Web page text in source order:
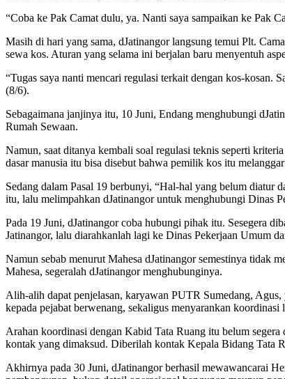
“Coba ke Pak Camat dulu, ya. Nanti saya sampaikan ke Pak
Masih di hari yang sama, dJatinangor langsung temui Plt.
sewa kos. Aturan yang selama ini berjalan baru menyentuh
“Tugas saya nanti mencari regulasi terkait dengan kos-kosan.
(8/6).
Sebagaimana janjinya itu, 10 Juni, Endang menghubungi
Rumah Sewaan.
Namun, saat ditanya kembali soal regulasi teknis seperti
dasar manusia itu bisa disebut bahwa pemilik kos itu
Sedang dalam Pasal 19 berbunyi, “Hal-hal yang belum diatur
itu, lalu melimpahkan dJatinangor untuk menghubungi Dinas
Pada 19 Juni, dJatinangor coba hubungi pihak itu. Sesegera
Jatinangor, lalu diarahkanlah lagi ke Dinas Pekerjaan Umum
Namun sebab menurut Mahesa dJatinangor semestinya tidak
Mahesa, segeralah dJatinangor menghubunginya.
Alih-alih dapat penjelasan, karyawan PUTR Sumedang,
kepada pejabat berwenang, sekaligus menyarankan
Arahan koordinasi dengan Kabid Tata Ruang itu belum
kontak yang dimaksud. Diberilah kontak Kepala Bidang Tata
Akhirnya pada 30 Juni, dJatinangor berhasil mewawancarai